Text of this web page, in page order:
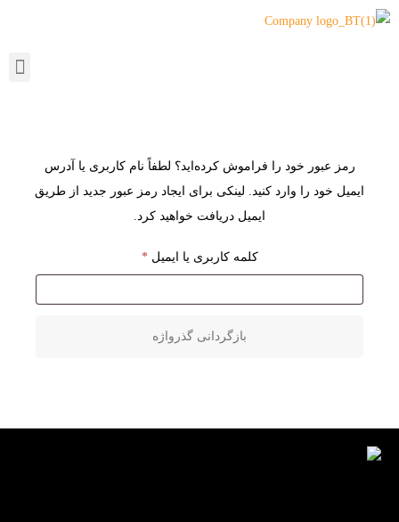
رمز عبور خود را فراموش کرده‌اید؟ لطفاً نام کاربری یا آدرس
ایمیل خود را وارد کنید. لینکی برای ایجاد رمز عبور جدید از طریق
ایمیل دریافت خواهید کرد.
کلمه کاربری یا ایمیل*
بازگردانی گذرواژه